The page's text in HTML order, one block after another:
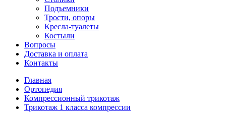
Подъемники
Трости, опоры
Кресла-туалеты
Костыли
Вопросы
Доставка и оплата
Контакты
Главная
Ортопедия
Компрессионный трикотаж
Трикотаж 1 класса компрессии